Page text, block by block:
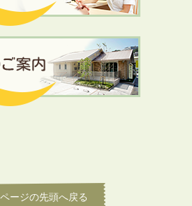
ページの先頭へ戻る